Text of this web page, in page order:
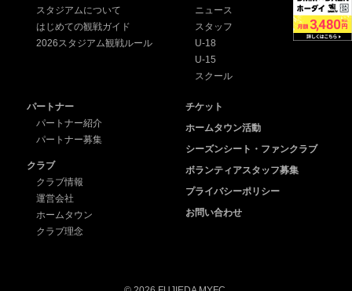
スタジアムについて
はじめての観戦ガイド
2026スタジアム観戦ルール
ニュース
スタッフ
U-18
U-15
スクール
パートナー
パートナー紹介
パートナー募集
クラブ
クラブ情報
運営会社
ホームタウン
クラブ理念
チケット
ホームタウン活動
シーズンシート・ファンクラブ
ボランティアスタッフ募集
プライバシーポリシー
お問い合わせ